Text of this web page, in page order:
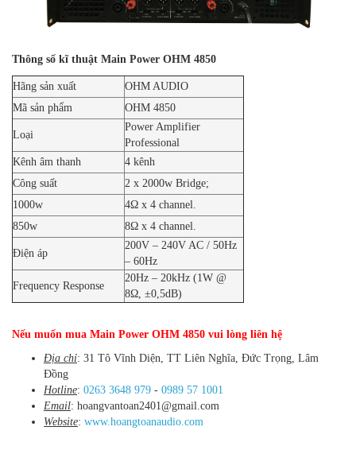
Thông số kĩ thuật Main Power OHM 4850
Hãng sản xuất
OHM AUDIO
Mã sản phẩm
OHM 4850
Loại
Power Amplifier
Professional
Kênh âm thanh
4 kênh
Công suất
2 x 2000w Bridge;
1000w
4Ω x 4 channel.
850w
8Ω x 4 channel.
Điện áp
200V – 240V AC / 50Hz
– 60Hz
Frequency Response
20Hz – 20kHz (1W @
8Ω, ±0,5dB)
Nếu muốn mua Main Power OHM 4850 vui lòng liên hệ
Địa chỉ: 31 Tô Vĩnh Diện, TT Liên Nghĩa, Đức Trọng, Lâm
Đồng
Hotline: 0263 3648 979 - 0989 57 1001
Email: hoangvantoan2401@gmail.com
Website: www.hoangtoanaudio.com